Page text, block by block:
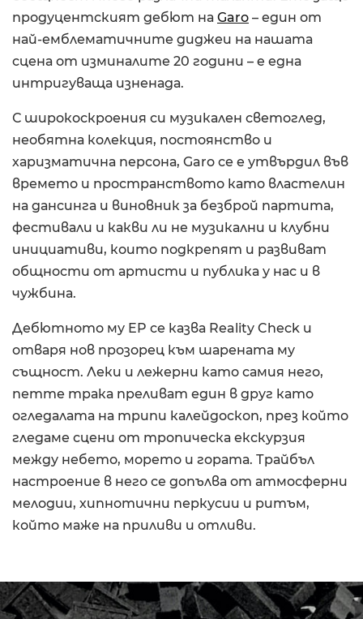
продуцентският дебют на Garo – един от
най-емблематичните диджеи на нашата
сцена от изминалите 20 години – e една
интригуваща изненада.
С широкоскроения си музикален светоглед,
необятна колекция, постоянство и
харизматична персона, Garo се е утвърдил във
времето и пространството като властелин
на дансинга и виновник за безброй партита,
фестивали и какви ли не музикални и клубни
инициативи, които подкрепят и развиват
общности от артисти и публика у нас и в
чужбина.
Дебютното му EP се казва Reality Check и
отваря нов прозорец към шарената му
същност. Леки и лежерни като самия него,
петте трака преливат един в друг като
огледалата на трипи калейдоскоп, през който
гледаме сцени от тропическа екскурзия
между небето, морето и гората. Трайбъл
настроение в него се допълва от атмосферни
мелодии, хипнотични перкусии и ритъм,
който маже на приливи и отливи.